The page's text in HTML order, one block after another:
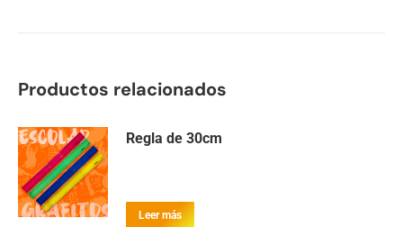
Productos relacionados
Regla de 30cm
Leer más